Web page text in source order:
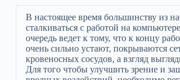
В настоящее время большинству из
сталкиваться с работой на
очередь ведет к тому, что к концу
очень сильно устают, покрываются
кровеносных сосудов, а взгляд
Для того чтобы улучшить зрение и